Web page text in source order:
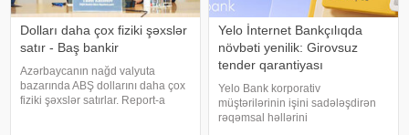
Dolları daha çox fiziki şəxslər
satır - Baş bankir
Azərbaycanın nağd valyuta
bazarında ABŞ dollarını daha çox
fiziki şəxslər satırlar. Report-a
Yelo İnternet Bankçılıqda
növbəti yenilik: Girovsuz
tender qarantiyası
Yelo Bank korporativ
müştərilərinin işini sadələşdirən
rəqəmsal həllərini